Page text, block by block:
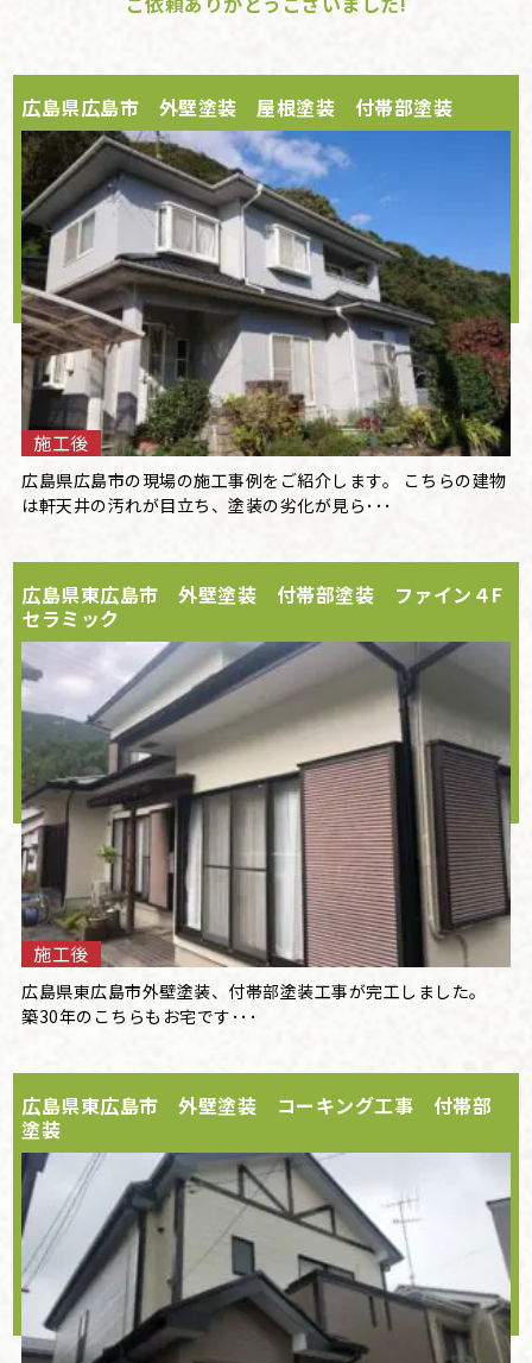
広島県広島市 外壁塗装 屋根塗装 付帯部塗装
施工後
広島県広島市の現場の施工事例をご紹介します。 こちらの建物
は軒天井の汚れが目立ち、塗装の劣化が見ら･･･
広島県東広島市 外壁塗装 付帯部塗装 ファイン４F
セラミック
施工後
広島県東広島市外壁塗装、付帯部塗装工事が完工しました。
築30年のこちらもお宅です･･･
広島県東広島市 外壁塗装 コーキング工事 付帯部
塗装